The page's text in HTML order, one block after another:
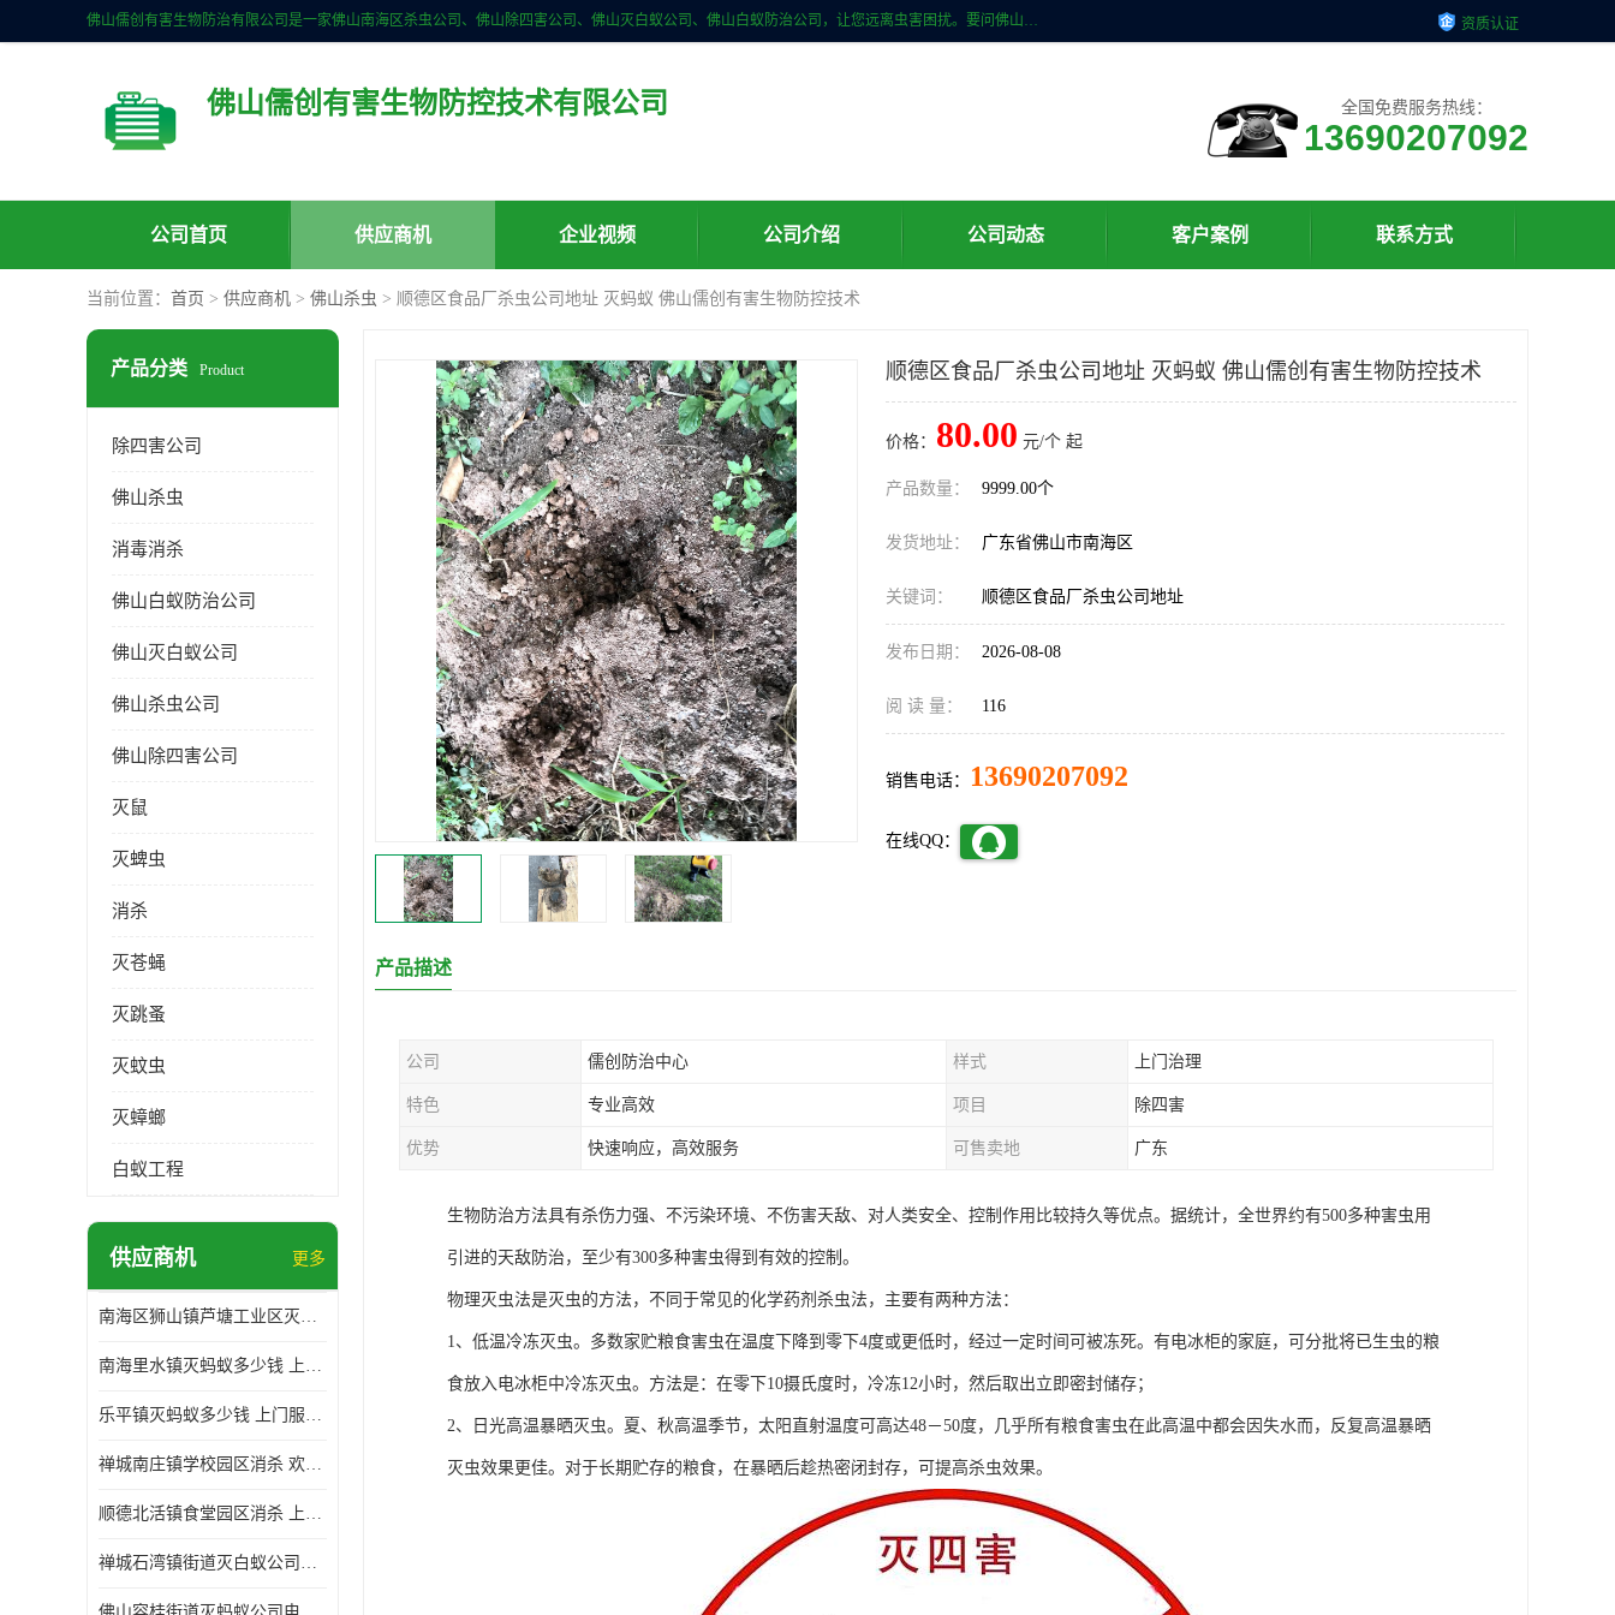
佛山儒创有害生物防治有限公司是一家佛山南海区杀虫公司、佛山除四害公司、佛山灭白蚁公司、佛山白蚁防治公司，让您远离虫害困扰。要问佛山白蚁防治哪家好？佛山儒创有害生物防治有限公司全佛山、广州，正规公司，上门勘查，可靠，售后有保障。 资质认证
佛山儒创有害生物防控技术有限公司 全国免费服务热线：
13690207092
公司首页 供应商机 企业视频 公司介绍 公司动态 客户案例 联系方式
当前位置： 首页 > 供应商机 > 佛山杀虫 > 顺德区食品厂杀虫公司地址 灭蚂蚁 佛山儒创有害生物防控技术
产品分类 Product
除四害公司
佛山杀虫
消毒消杀
佛山白蚁防治公司
佛山灭白蚁公司
佛山杀虫公司
佛山除四害公司
灭鼠
灭蜱虫
消杀
灭苍蝇
灭跳蚤
灭蚊虫
灭蟑螂
白蚁工程
供应商机 更多
南海区狮山镇芦塘工业区灭白蚁多少钱 上门服务 确定方案
南海里水镇灭蚂蚁多少钱 上门服务 确定方案
乐平镇灭蚂蚁多少钱 上门服务 确定方案
禅城南庄镇学校园区消杀 欢迎电话咨询 价格优惠
顺德北活镇食堂园区消杀 上门服务 确定方案
禅城石湾镇街道灭白蚁公司电话 病媒生物防治 上门服务 确定方案
顺德区食品厂杀虫公司地址 灭蚂蚁 佛山儒创有害生物防控技术
价格： 80.00 元/个 起
产品数量： 9999.00个
发货地址： 广东省佛山市南海区
关键词： 顺德区食品厂杀虫公司地址
发布日期： 2026-08-08
阅 读 量： 116
销售电话： 13690207092
在线QQ：
产品描述
公司 儒创防治中心 样式 上门治理
特色 专业高效 项目 除四害
优势 快速响应，高效服务 可售卖地 广东
生物防治方法具有杀伤力强、不污染环境、不伤害天敌、对人类安全、控制作用比较持久等优点。据统计，全世界约有500多种害虫用
引进的天敌防治，至少有300多种害虫得到有效的控制。
物理灭虫法是灭虫的方法，不同于常见的化学药剂杀虫法，主要有两种方法：
1、低温冷冻灭虫。多数家贮粮食害虫在温度下降到零下4度或更低时，经过一定时间可被冻死。有电冰柜的家庭，可分批将已生虫的粮
食放入电冰柜中冷冻灭虫。方法是：在零下10摄氏度时，冷冻12小时，然后取出立即密封储存；
2、日光高温暴晒灭虫。夏、秋高温季节，太阳直射温度可高达48－50度，几乎所有粮食害虫在此高温中都会因失水而，反复高温暴晒
灭虫效果更佳。对于长期贮存的粮食，在暴晒后趁热密闭封存，可提高杀虫效果。